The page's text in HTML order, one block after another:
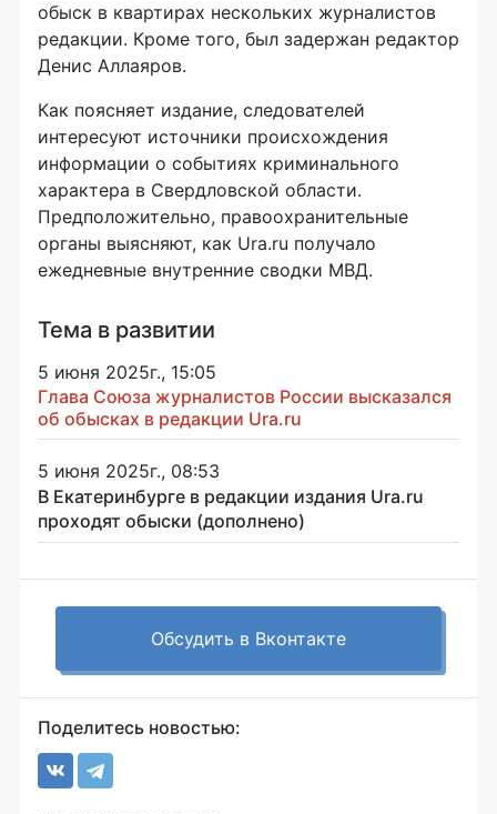
обыск в квартирах нескольких журналистов
редакции. Кроме того, был задержан редактор
Денис Аллаяров.
Как поясняет издание, следователей
интересуют источники происхождения
информации о событиях криминального
характера в Свердловской области.
Предположительно, правоохранительные
органы выясняют, как Ura.ru получало
ежедневные внутренние сводки МВД.
Тема в развитии
5 июня 2025г., 15:05
Глава Союза журналистов России высказался
об обысках в редакции Ura.ru
5 июня 2025г., 08:53
В Екатеринбурге в редакции издания Ura.ru
проходят обыски (дополнено)
Обсудить в Вконтакте
Поделитесь новостью: